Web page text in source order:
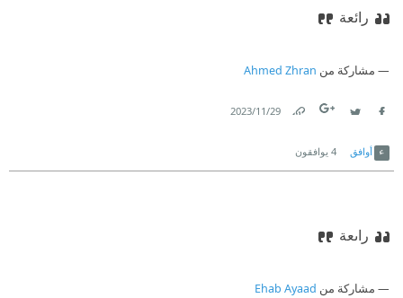
رائعة
مشاركة من Ahmed Zhran
29‏/11‏/2023
أوافق 4 يوافقون
راىعة
مشاركة من Ehab Ayaad